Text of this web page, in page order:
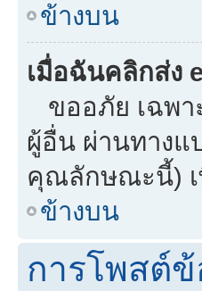
ข้างบน
เมื่อฉันคลิกส่ง
ขออภัย เฉพา
ผู้อื่น ผ่านทางแ
คุณลักษณะนี้) เ
ข้างบน
การโพสต์